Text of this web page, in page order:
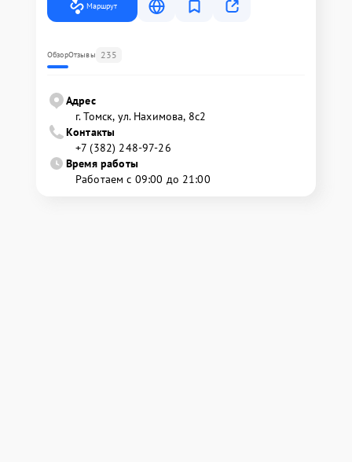
Маршрут
ОбзорОтзывы 235
Адрес
г. Томск, ул. Нахимова, 8с2
Контакты
+7 (382) 248-97-26
Время работы
Работаем с 09:00 до 21:00